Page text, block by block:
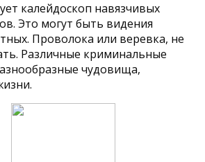
калейдоскоп навязчивых
Это могут быть видения
Проволока или веревка, не
Различные криминальные
чудовища,